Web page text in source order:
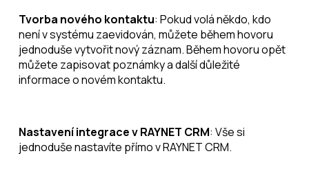
Tvorba nového kontaktu: Pokud volá někdo, kdo
není v systému zaevidován, můžete během hovoru
jednoduše vytvořit nový záznam. Během hovoru opět
můžete zapisovat poznámky a další důležité
informace o novém kontaktu.
Nastavení integrace v RAYNET CRM: Vše si
jednoduše nastavíte přímo v RAYNET CRM.